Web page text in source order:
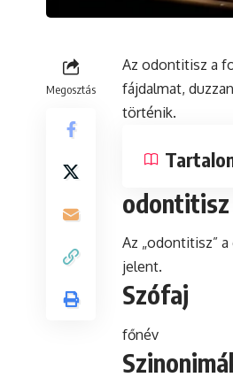
Megosztás
Az odontitisz a
fájdalmat,
történik.
Az „odontitisz”
jelent.
Szófaj
főnév